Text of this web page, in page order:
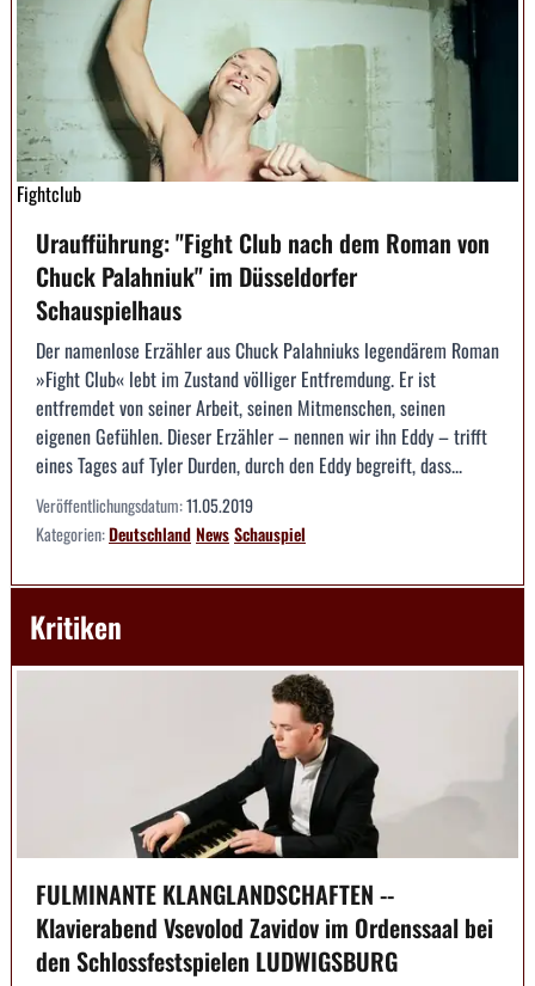
Fightclub
Uraufführung: "Fight Club nach dem Roman von
Chuck Palahniuk" im Düsseldorfer
Schauspielhaus
Der namenlose Erzähler aus Chuck Palahniuks legendärem Roman
»Fight Club« lebt im Zustand völliger Entfremdung. Er ist
entfremdet von seiner Arbeit, seinen Mitmenschen, seinen
eigenen Gefühlen. Dieser Erzähler – nennen wir ihn Eddy – trifft
eines Tages auf Tyler Durden, durch den Eddy begreift, dass...
Veröffentlichungsdatum:11.05.2019
Kategorien:DeutschlandNewsSchauspiel
Kritiken
FULMINANTE KLANGLANDSCHAFTEN --
Klavierabend Vsevolod Zavidov im Ordenssaal bei
den Schlossfestspielen LUDWIGSBURG